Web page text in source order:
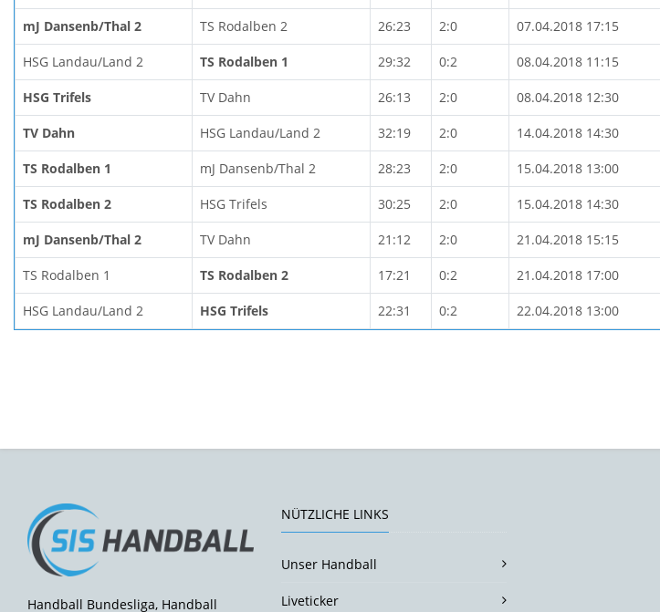
mJ Dansenb/Thal 2 TS Rodalben 2 26:23 2:0 07.04.2018 17:15
HSG Landau/Land 2 TS Rodalben 1 29:32 0:2 08.04.2018 11:15
HSG Trifels TV Dahn 26:13 2:0 08.04.2018 12:30
TV Dahn HSG Landau/Land 2 32:19 2:0 14.04.2018 14:30
TS Rodalben 1 mJ Dansenb/Thal 2 28:23 2:0 15.04.2018 13:00
TS Rodalben 2 HSG Trifels 30:25 2:0 15.04.2018 14:30
mJ Dansenb/Thal 2 TV Dahn 21:12 2:0 21.04.2018 15:15
TS Rodalben 1 TS Rodalben 2 17:21 0:2 21.04.2018 17:00
HSG Landau/Land 2 HSG Trifels 22:31 0:2 22.04.2018 13:00
Handball Bundesliga, Handball
NÜTZLICHE LINKS
Unser Handball
Liveticker